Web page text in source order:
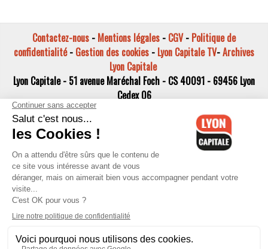
Contactez-nous - Mentions légales - CGV- Politique de
confidentialité- Gestion des cookies - Lyon Capitale TV-Archives
Lyon Capitale
Lyon Capitale - 51 avenue Maréchal Foch - CS 40091 - 69456 Lyon
Cedex 06